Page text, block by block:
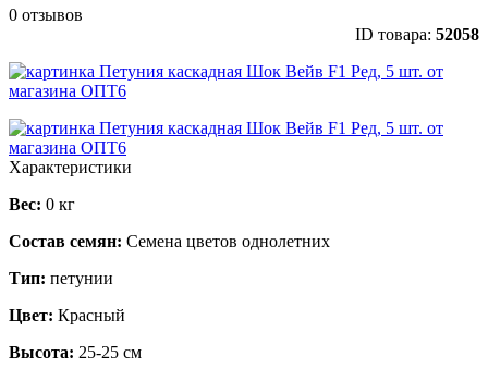
0 отзывов
ID товара: 52058
Характеристики
Вес: 0 кг
Состав семян: Семена цветов однолетних
Тип: петунии
Цвет: Красный
Высота: 25-25 см